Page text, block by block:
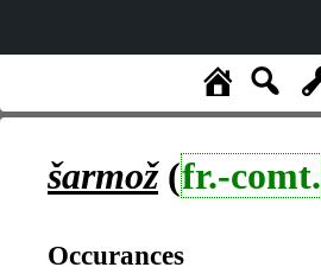
šarmož(fr.-comt.
Occurances